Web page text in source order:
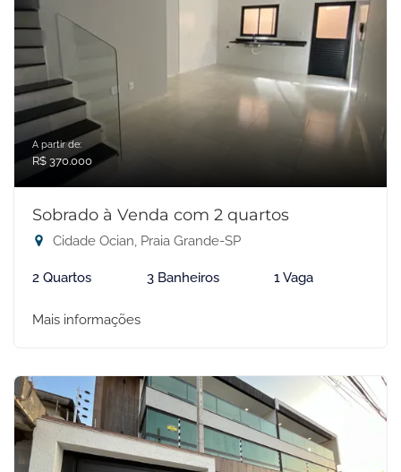
A partir de:
R$ 370.000
Sobrado à Venda com 2 quartos
Cidade Ocian, Praia Grande-SP
2 Quartos 3 Banheiros 1 Vaga
Mais informações